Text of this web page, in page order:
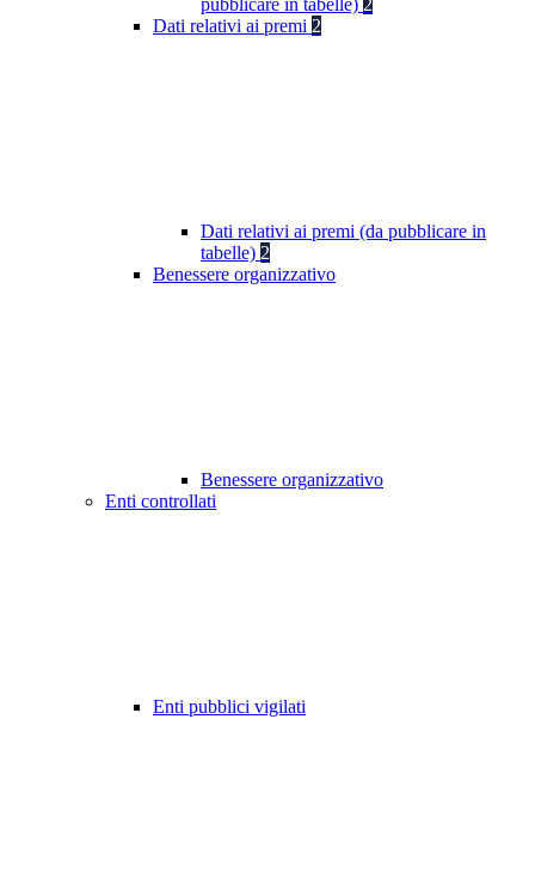
pubblicare in tabelle) 2
Dati relativi ai premi 2
Dati relativi ai premi (da pubblicare in
tabelle) 2
Benessere organizzativo
Benessere organizzativo
Enti controllati
Enti pubblici vigilati